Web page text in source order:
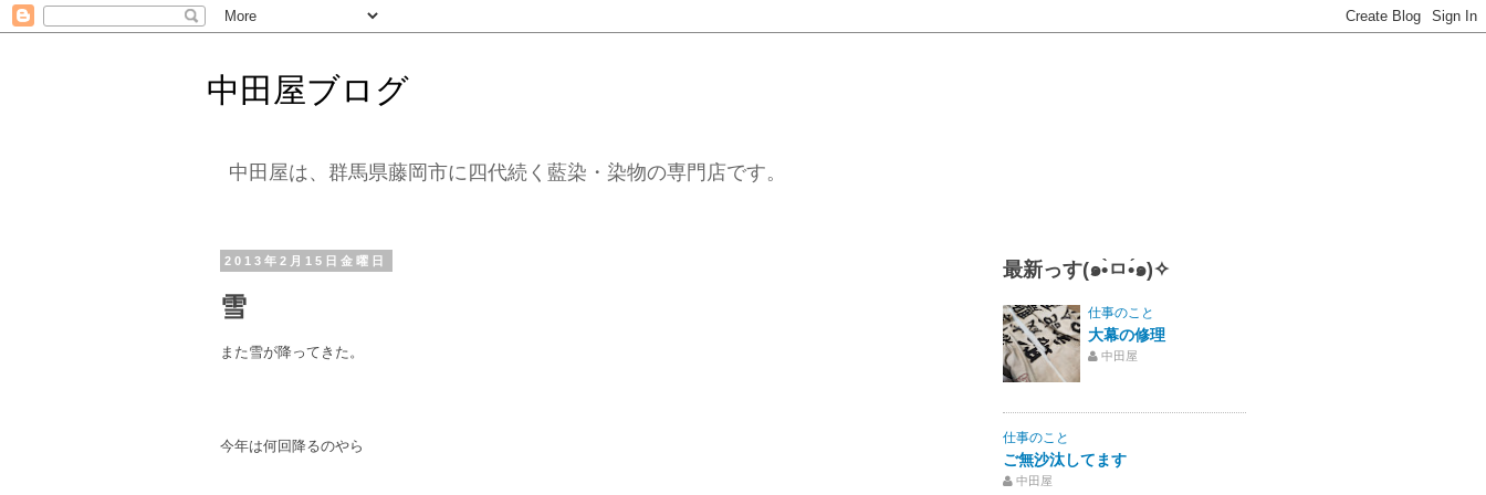
中田屋ブログ
中田屋は、群馬県藤岡市に四代続く藍染・染物の専門店です。
2013年2月15日金曜日
雪
また雪が降ってきた。
今年は何回降るのやら
最新っす(๑•̀ㅁ•́๑)✧
仕事のこと
大幕の修理
中田屋
仕事のこと
ご無沙汰してます
中田屋